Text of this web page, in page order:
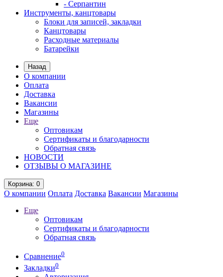
- Серпантин
Инструменты, канцтовары
Блоки для записей, закладки
Канцтовары
Расходные материалы
Батарейки
Назад
О компании
Оплата
Доставка
Вакансии
Магазины
Еще
Оптовикам
Сертификаты и благодарности
Обратная связь
НОВОСТИ
ОТЗЫВЫ О МАГАЗИНЕ
Корзина: 0
О компании Оплата Доставка Вакансии Магазины
Еще
Оптовикам
Сертификаты и благодарности
Обратная связь
Сравнение0
Закладки0